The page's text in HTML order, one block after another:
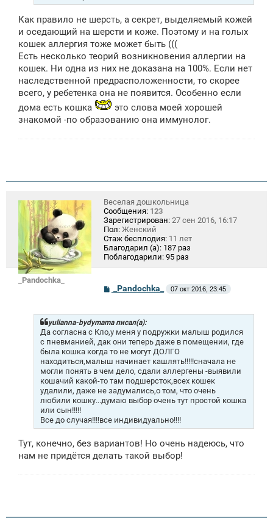
Как правило не шерсть, а секрет, выделяемый кожей
и оседающий на шерсти и коже. Поэтому и на голых
кошек аллергия тоже может быть (((
Есть несколько теорий возникновения аллергии на
кошек. Ни одна из них не доказана на 100%. Если нет
наследственной предрасположенности, то скорее
всего, у ребетенка она не появится. Особенно если
дома есть кошка
это слова моей хорошей
знакомой -по образованию она иммунолог.
_Pandochka_
Веселая дошкольница
Сообщения: 123
Зарегистрирован: 27 сен 2016, 16:17
Пол: Женский
Стаж бесплодия: 11 лет
Благодарил (а): 187 раз
Поблагодарили: 95 раз
б
щ
е
н
и
е
_Pandochka_ 07 окт 2016, 23:45
yulianna-bydymama писал(а):
Да согласна с Кло,у меня у подружки малыш родился
с пневманией, дак они теперь даже в помещении, где
была кошка когда то не могут ДОЛГО
находиться,малыш начинает кашлять!!!!!сначала не
могли понять в чем дело, сдали аллергены -выявили
кошачий какой-то там подшерсток,всех кошек
удалили, даже не задумались,о том, что очень
любили кошку...думаю выбор очень тут простой кошка
или сын!!!!!
Все до случая!!!!все индивидуально!!!!
Тут, конечно, без вариантов! Но очень надеюсь, что
нам не придётся делать такой выбор!